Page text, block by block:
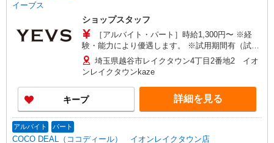
イーブス
ショップスタッフ
［アルバイト・パート］時給1,300円〜 ※経
験・能力により優遇します。 ※試用期間有（試用
期間中の給与に変動はありません。） ※土日祝
50円UP ※20時以降 100円UP
埼玉県越谷市レイクタウン4丁目2番地2 イオ
ンレイクタウンkaze
キープ 詳細を見る
アルバイト パート
COCO DEAL（ココディール） イオンレイクタウン店